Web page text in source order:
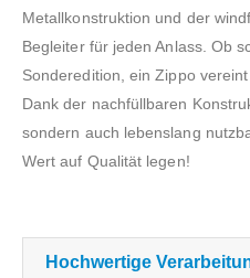
Metallkonstruktion und der
Begleiter für jeden Anlass. Ob
Sonderedition, ein Zippo
Dank der nachfüllbaren
sondern auch lebenslang
Wert auf Qualität legen!
Hochwertige